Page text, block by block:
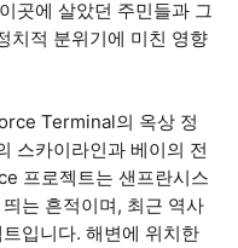
곳에 살았던 주민들과 그
치적 분위기에 미친 영향
Terminal의 옥상 정
스카이라인과 베이의 전
프로젝트는 샌프란시스
는 흔적이며, 최근 역사
입니다. 해변에 위치한